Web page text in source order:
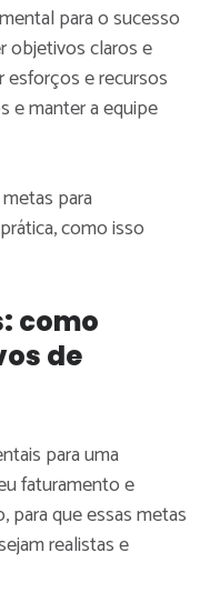
para o sucesso
objetivos claros e
esforços e recursos
e manter a equipe
para
como isso
como
de
para uma
faturamento e
para que essas metas
realistas e